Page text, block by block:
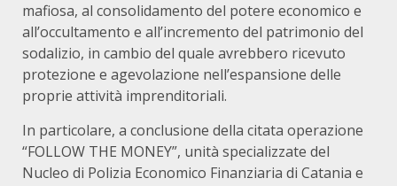
mafiosa, al consolidamento del potere economico e
all’occultamento e all’incremento del patrimonio del
sodalizio, in cambio del quale avrebbero ricevuto
protezione e agevolazione nell’espansione delle
proprie attività imprenditoriali.
In particolare, a conclusione della citata operazione
“FOLLOW THE MONEY”, unità specializzate del
Nucleo di Polizia Economico Finanziaria di Catania e